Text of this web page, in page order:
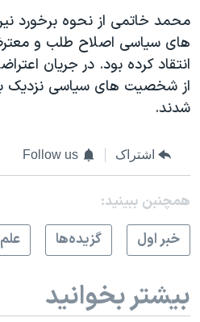
محمد خاتمی از نحوه برخورد
های سیاسی اصلاح طلب و
انتقاد کرده بود. در جریان
از شخصیت های سیاسی نزدیک
شدند.
اشتراک Follow us
همچنبن ببینید:
خبر اول
گزيده‌ها
بیشتر بخوانید